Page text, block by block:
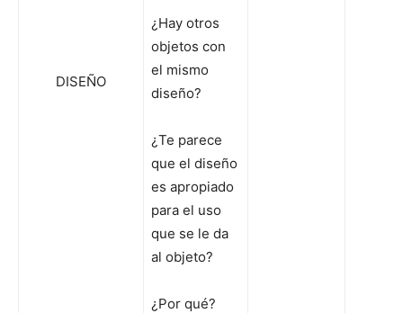
DISEÑO
¿Hay otros
objetos con
el mismo
diseño?
¿Te parece
que el diseño
es apropiado
para el uso
que se le da
al objeto?
¿Por qué?